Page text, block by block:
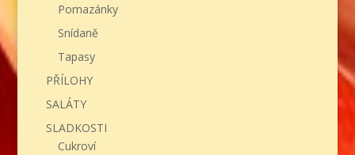
Pomazánky
Snídaně
Tapasy
PŘÍLOHY
SALÁTY
SLADKOSTI
Cukroví